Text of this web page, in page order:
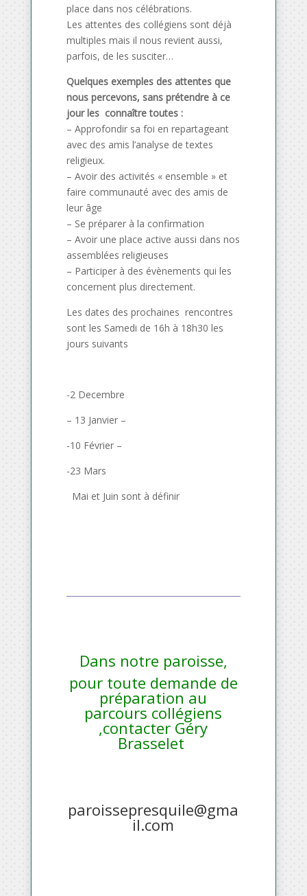
place dans nos célébrations.
Les attentes des collégiens sont déjà
multiples mais il nous revient aussi,
parfois, de les susciter…
Quelques exemples des attentes que
nous percevons, sans prétendre à ce
jour les connaître toutes :
– Approfondir sa foi en repartageant
avec des amis l’analyse de textes
religieux.
– Avoir des activités « ensemble » et
faire communauté avec des amis de
leur âge
– Se préparer à la confirmation
– Avoir une place active aussi dans nos
assemblées religieuses
– Participer à des évènements qui les
concernent plus directement.
Les dates des prochaines rencontres
sont les Samedi de 16h à 18h30 les
jours suivants
-2 Decembre
– 13 Janvier –
-10 Février –
-23 Mars
Mai et Juin sont à définir
Dans notre paroisse,
pour toute demande de
préparation au
parcours collégiens
,contacter Géry
Brasselet
paroissepresquile@gma
il.com